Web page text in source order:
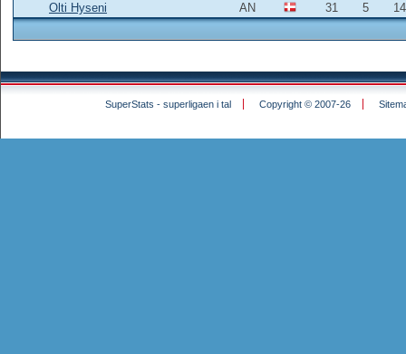
Olti Hyseni
AN 31 5 14
SuperStats - superligaen i tal Copyright © 2007-26